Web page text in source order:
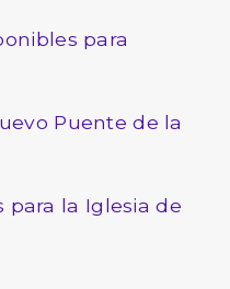
para
Puente de la
para la Iglesia de